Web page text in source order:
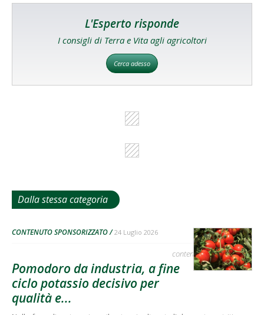
L'Esperto risponde
I consigli di Terra e Vita agli agricoltori
Cerca adesso
Dalla stessa categoria
CONTENUTO SPONSORIZZATO 24 Luglio 2026
contenuto sponsorizzato
Pomodoro da industria, a fine
ciclo potassio decisivo per
qualità e...